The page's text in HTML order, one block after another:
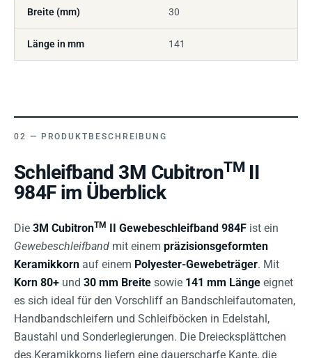
Breite (mm) 30
Länge in mm 141
PRODUKTBESCHREIBUNG
Schleifband 3M CubitronTM II
984F im Überblick
Die 3M CubitronTM II Gewebeschleifband 984F ist ein
Gewebeschleifband mit einem präzisionsgeformten
Keramikkorn auf einem Polyester-Gewebeträger. Mit
Korn 80+ und 30 mm Breite sowie 141 mm Länge eignet
es sich ideal für den Vorschliff an Bandschleifautomaten,
Handbandschleifern und Schleifböcken in Edelstahl,
Baustahl und Sonderlegierungen. Die Dreiecksplättchen
des Keramikkorns liefern eine dauerscharfe Kante, die